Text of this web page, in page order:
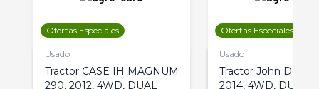
Ofertas Especiales
Usado
Tractor CASE IH MAGNUM
290, 2012, 4WD, DUAL
Ofertas Especiales
Usado
Tractor John Deere
2014, 4WD, DUAL